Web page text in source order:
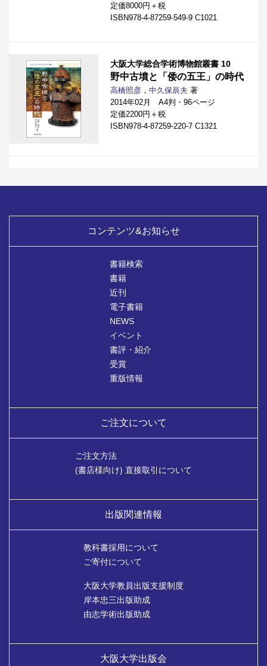
定価8000円＋税
ISBN978-4-87259-549-9 C1021
大阪大学総合学術博物館叢書 10
野中古墳と「倭の五王」の時代
高橋照彦 ， 中久保辰夫 著
2014年02月 A4判・96ページ
定価2200円＋税
ISBN978-4-87259-220-7 C1321
コンテンツ&お知らせ
書籍検索
書籍
近刊
電子書籍
NEWS
イベント
書評・紹介
受賞
重版情報
ご注文について
ご注文方法
(書店様向け) 直接取引について
出版関連情報
教科書採用について
ご寄付について
大阪大学教員出版支援制度
岸本忠三出版助成
由志学術出版助成
大阪大学出版会